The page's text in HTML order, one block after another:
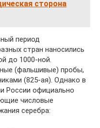
сторона
период
стран наносились
до 1000-ной.
(фальшивые) пробы,
(825-ая). Однако в
России официально
числовые
серебра: